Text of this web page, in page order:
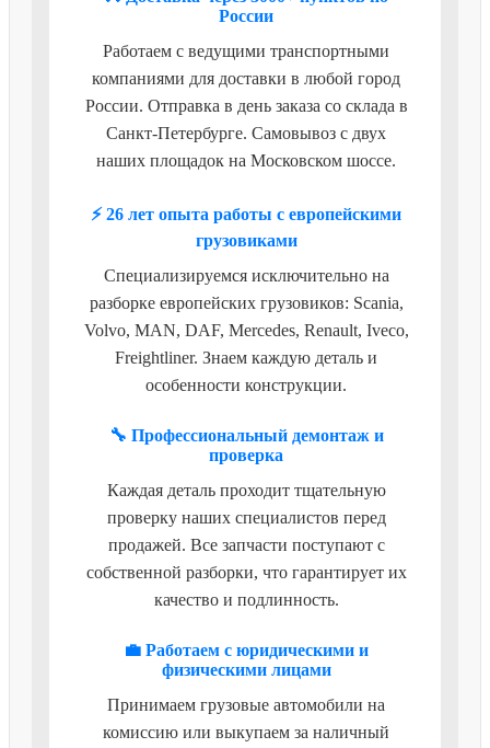
России
Работаем с ведущими транспортными
компаниями для доставки в любой город
России. Отправка в день заказа со склада в
Санкт-Петербурге. Самовывоз с двух
наших площадок на Московском шоссе.
⚡ 26 лет опыта работы с европейскими
грузовиками
Специализируемся исключительно на
разборке европейских грузовиков: Scania,
Volvo, MAN, DAF, Mercedes, Renault, Iveco,
Freightliner. Знаем каждую деталь и
особенности конструкции.
🔧 Профессиональный демонтаж и
проверка
Каждая деталь проходит тщательную
проверку наших специалистов перед
продажей. Все запчасти поступают с
собственной разборки, что гарантирует их
качество и подлинность.
💼 Работаем с юридическими и
физическими лицами
Принимаем грузовые автомобили на
комиссию или выкупаем за наличный